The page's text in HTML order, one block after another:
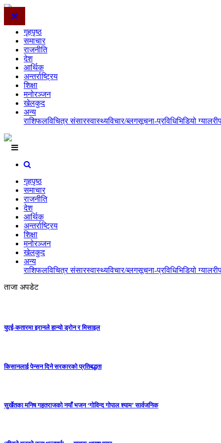
गृहपृष्ठ
समाचार
राजनीति
देश
आर्थिक
अन्तर्राष्ट्रिय
शिक्षा
मनोरञ्जन
खेलकुद
अन्य
राशिफलविचित्र संसारस्वास्थ्यविचार/ब्लगसूचना-प्रविधिभिडियो ग्यालरी
गृहपृष्ठ
समाचार
राजनीति
देश
आर्थिक
अन्तर्राष्ट्रिय
शिक्षा
मनोरञ्जन
खेलकुद
अन्य
राशिफलविचित्र संसारस्वास्थ्यविचार/ब्लगसूचना-प्रविधिभिडियो ग्यालरी
ताजा अपडेट
युएई-कतारमा इरानले हान्यो ड्रोन र मिसाइल
किसानलाई पेन्सन दिने सरकारको प्रतिबद्धता
सुर्खेतका मनिष गहतराजको नयाँ भजन ‘गोविन्द गोपाल श्याम’ सार्वजनिक